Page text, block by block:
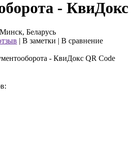
- КвиДокс
Беларусь
| В заметки | В сравнение